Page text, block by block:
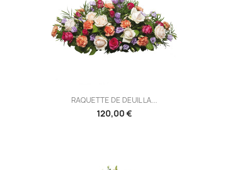
RAQUETTE DE DEUIL LA...
120,00 €